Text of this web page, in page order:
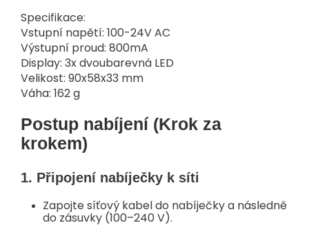
Specifikace:
Vstupní napětí: 100-24V AC
Výstupní proud: 800mA
Display: 3x dvoubarevná LED
Velikost: 90x58x33 mm
Váha: 162 g
Postup nabíjení (Krok za
krokem)
1. Připojení nabíječky k síti
Zapojte síťový kabel do nabíječky a následně
do zásuvky (100–240 V).